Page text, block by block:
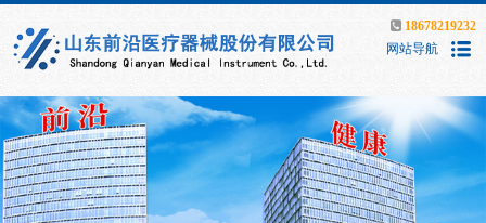
18678219232
网站导航